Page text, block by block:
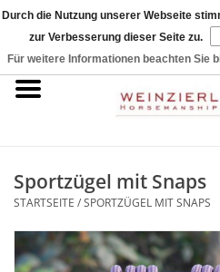
Startseite
Halfter & Seile
Sticks & Strings
Sportzügel mit Snaps
STARTSEITE /SPORTZÜGEL MIT SNAPS
Durch die Nutzung unserer Webseite
zur Verbesserung dieser Seite zu.
Für weitere Informationen beachten Sie